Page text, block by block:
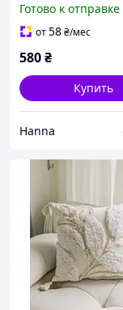
Готово к отправке
от58₴/мес
580₴
Купить
Hanna